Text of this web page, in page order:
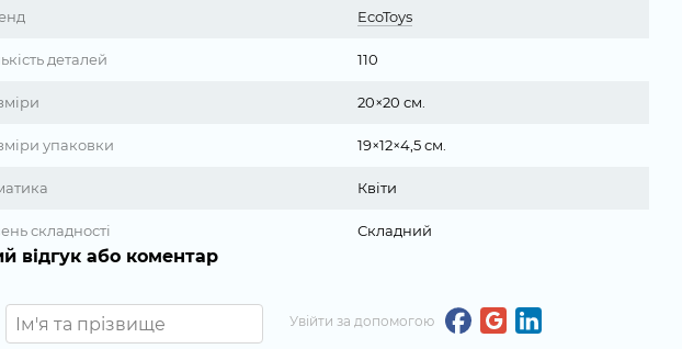
EcoToys
деталей 110
20×20 см.
упаковки 19×12×4,5 см.
Квіти
складності Складний
відгук або коментар
Увійти за допомогою